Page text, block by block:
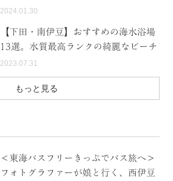
2024.01.30
【下田・南伊豆】おすすめの海水浴場
13選。水質最高ランクの綺麗なビーチ
2023.07.31
もっと見る
＜東海バスフリーきっぷでバス旅へ＞
フォトグラファーが娘と行く、西伊豆